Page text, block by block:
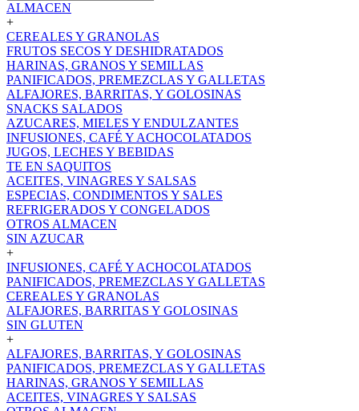
ALMACEN
+
CEREALES Y GRANOLAS
FRUTOS SECOS Y DESHIDRATADOS
HARINAS, GRANOS Y SEMILLAS
PANIFICADOS, PREMEZCLAS Y GALLETAS
ALFAJORES, BARRITAS, Y GOLOSINAS
SNACKS SALADOS
AZUCARES, MIELES Y ENDULZANTES
INFUSIONES, CAFÉ Y ACHOCOLATADOS
JUGOS, LECHES Y BEBIDAS
TE EN SAQUITOS
ACEITES, VINAGRES Y SALSAS
ESPECIAS, CONDIMENTOS Y SALES
REFRIGERADOS Y CONGELADOS
OTROS ALMACEN
SIN AZUCAR
+
INFUSIONES, CAFÉ Y ACHOCOLATADOS
PANIFICADOS, PREMEZCLAS Y GALLETAS
CEREALES Y GRANOLAS
ALFAJORES, BARRITAS Y GOLOSINAS
SIN GLUTEN
+
ALFAJORES, BARRITAS, Y GOLOSINAS
PANIFICADOS, PREMEZCLAS Y GALLETAS
HARINAS, GRANOS Y SEMILLAS
ACEITES, VINAGRES Y SALSAS